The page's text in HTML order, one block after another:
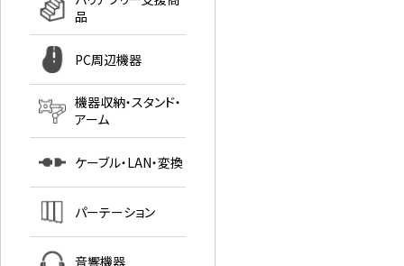
品
PC周辺機器
機器収納・スタンド・
アーム
ケーブル・LAN・変換
パーテーション
音響機器